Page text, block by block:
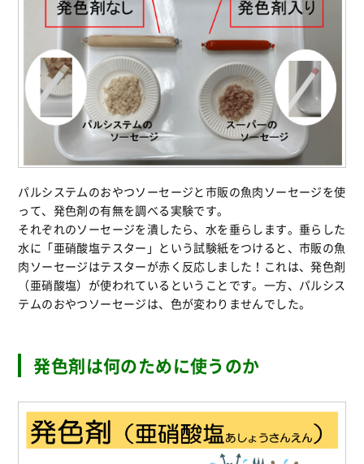
パルシステムのおやつソーセージと市販の魚肉ソーセージを使
って、発色剤の有無を調べる実験です。
それぞれのソーセージを潰したら、水を垂らします。垂らした
水に「亜硝酸塩テスター」という試験紙をつけると、市販の魚
肉ソーセージはテスターが赤く反応しました！これは、発色剤
（亜硝酸塩）が使われているということです。一方、パルシス
テムのおやつソーセージは、色が変わりませんでした。
発色剤は何のために使うのか